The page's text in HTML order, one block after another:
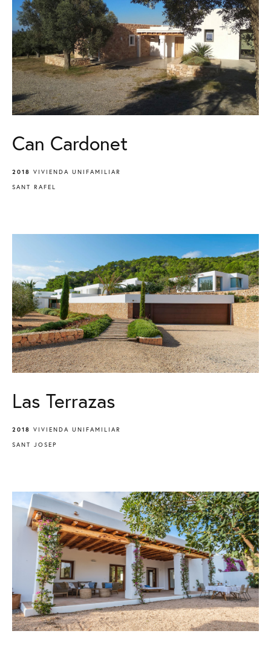
Can Cardonet
2018 VIVIENDA UNIFAMILIAR
SANT RAFEL
Las Terrazas
2018 VIVIENDA UNIFAMILIAR
SANT JOSEP